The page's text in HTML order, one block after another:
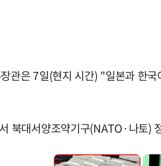
관은 7일(현지 시간) "일본과 한
북대서양조약기구(NATO·나토)